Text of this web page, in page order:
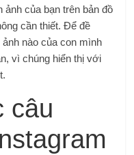
ảnh của bạn trên bản đồ
cần thiết. Để đề
nào của con mình
vì chúng hiển thị với
câu